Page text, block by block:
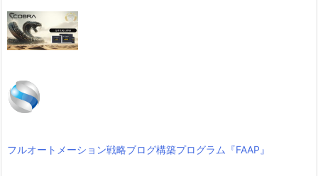
フルオートメーション戦略ブログ構築プログラム『FAAP』